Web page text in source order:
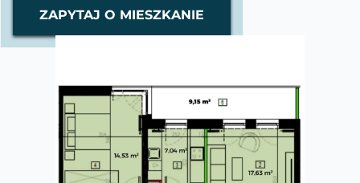
ZAPYTAJ O MIESZKANIE